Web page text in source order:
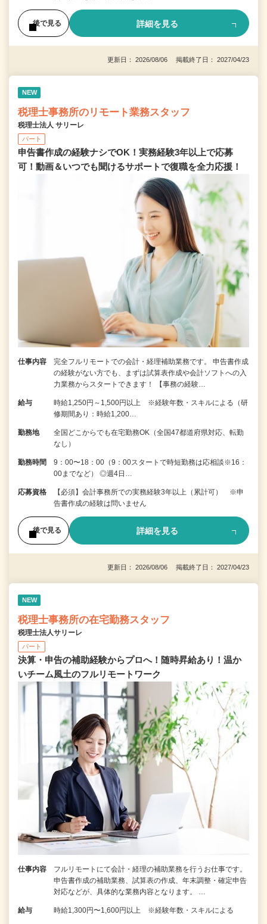
後で見る 詳細を見る
更新日： 2026/08/06 掲載終了日： 2027/04/23
NEW
税理士事務所のリモート業務スタッフ
税理士法人 サリーレ
パート
申告書作成の経験ナシでOK！実務経験3年以上で応募
可！動画＆いつでも聞けるサポートで復職を全⼒応援！
仕事内容
完全フルリモートでの会計・経理補助業務です。 申告書作成
の経験がない⽅でも、まずは試算表作成や会計ソフトへの⼊
⼒業務からスタートできます！ 【事務の経験…
給与
時給1,250円～1,500円以上 ※経験年数・スキルによる（研
修期間あり：時給1,200…
勤務地
全国どこからでも在宅勤務OK（全国47都道府県対応、転勤
なし）
勤務時間
9：00〜18：00（9：00スタートで時短勤務は応相談※16：
00までなど） ◎週4日…
応募資格
【必須】会計事務所での実務経験3年以上（累計可） ※申
告書作成の経験は問いません
後で見る 詳細を見る
更新日： 2026/08/06 掲載終了日： 2027/04/23
NEW
税理士事務所の在宅勤務スタッフ
税理士法人サリーレ
パート
決算・申告の補助経験からプロへ！随時昇給あり！温か
いチーム⾵⼟のフルリモートワーク
仕事内容
フルリモートにて会計・経理の補助業務を行うお仕事です。
申告書作成の補助業務、試算表の作成、年末調整・確定申告
対応などが、具体的な業務内容となります。 …
給与 時給1,300円〜1,600円以上 ※経験年数・スキルによる